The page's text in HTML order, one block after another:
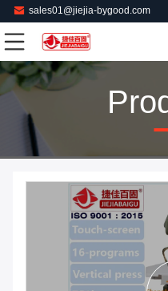
sales01@jiejia-bygood.com